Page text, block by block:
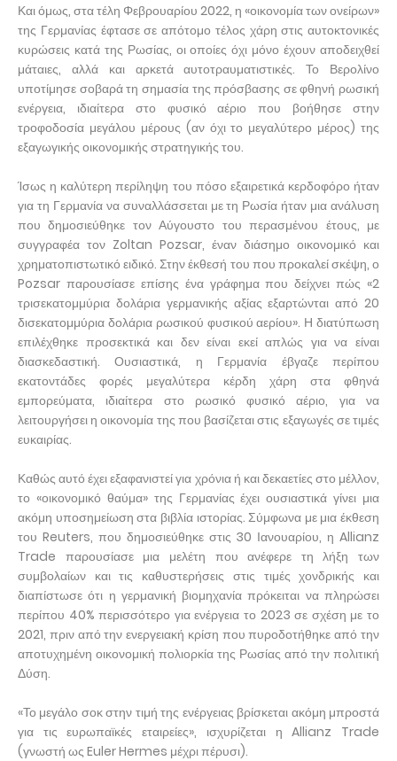
Και όμως, στα τέλη Φεβρουαρίου 2022, η «οικονομία των ονείρων»
της Γερμανίας έφτασε σε απότομο τέλος χάρη στις αυτοκτονικές
κυρώσεις κατά της Ρωσίας, οι οποίες όχι μόνο έχουν αποδειχθεί
μάταιες, αλλά και αρκετά αυτοτραυματιστικές. Το Βερολίνο
υποτίμησε σοβαρά τη σημασία της πρόσβασης σε φθηνή ρωσική
ενέργεια, ιδιαίτερα στο φυσικό αέριο που βοήθησε στην
τροφοδοσία μεγάλου μέρους (αν όχι το μεγαλύτερο μέρος) της
εξαγωγικής οικονομικής στρατηγικής του.
Ίσως η καλύτερη περίληψη του πόσο εξαιρετικά κερδοφόρο ήταν
για τη Γερμανία να συναλλάσσεται με τη Ρωσία ήταν μια ανάλυση
που δημοσιεύθηκε τον Αύγουστο του περασμένου έτους, με
συγγραφέα τον Zoltan Pozsar, έναν διάσημο οικονομικό και
χρηματοπιστωτικό ειδικό. Στην έκθεσή του που προκαλεί σκέψη, ο
Pozsar παρουσίασε επίσης ένα γράφημα που δείχνει πώς «2
τρισεκατομμύρια δολάρια γερμανικής αξίας εξαρτώνται από 20
δισεκατομμύρια δολάρια ρωσικού φυσικού αερίου». Η διατύπωση
επιλέχθηκε προσεκτικά και δεν είναι εκεί απλώς για να είναι
διασκεδαστική. Ουσιαστικά, η Γερμανία έβγαζε περίπου
εκατοντάδες φορές μεγαλύτερα κέρδη χάρη στα φθηνά
εμπορεύματα, ιδιαίτερα στο ρωσικό φυσικό αέριο, για να
λειτουργήσει η οικονομία της που βασίζεται στις εξαγωγές σε τιμές
ευκαιρίας.
Καθώς αυτό έχει εξαφανιστεί για χρόνια ή και δεκαετίες στο μέλλον,
το «οικονομικό θαύμα» της Γερμανίας έχει ουσιαστικά γίνει μια
ακόμη υποσημείωση στα βιβλία ιστορίας. Σύμφωνα με μια έκθεση
του Reuters, που δημοσιεύθηκε στις 30 Ιανουαρίου, η Allianz
Trade παρουσίασε μια μελέτη που ανέφερε τη λήξη των
συμβολαίων και τις καθυστερήσεις στις τιμές χονδρικής και
διαπίστωσε ότι η γερμανική βιομηχανία πρόκειται να πληρώσει
περίπου 40% περισσότερο για ενέργεια το 2023 σε σχέση με το
2021, πριν από την ενεργειακή κρίση που πυροδοτήθηκε από την
αποτυχημένη οικονομική πολιορκία της Ρωσίας από την πολιτική
Δύση.
«Το μεγάλο σοκ στην τιμή της ενέργειας βρίσκεται ακόμη μπροστά
για τις ευρωπαϊκές εταιρείες», ισχυρίζεται η Allianz Trade
(γνωστή ως Euler Hermes μέχρι πέρυσι).